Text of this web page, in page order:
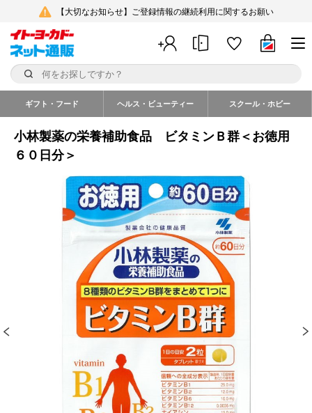
【大切なお知らせ】ご登録情報の継続利用に関するお願い
ギフト・フード ヘルス・ビューティー スクール・ホビー
小林製薬の栄養補助食品 ビタミンＢ群＜お徳用
６０日分＞